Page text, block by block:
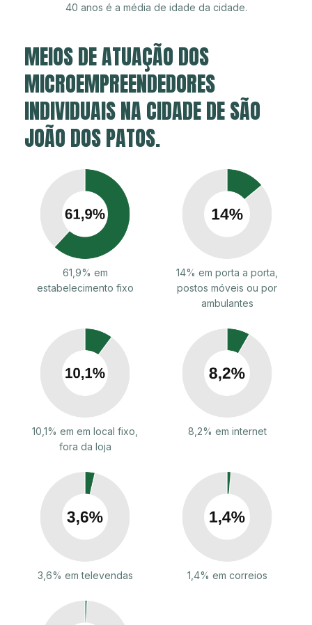
40 anos é a média de idade da cidade.
MEIOS DE ATUAÇÃO DOS
MICROEMPREENDEDORES
INDIVIDUAIS NA CIDADE DE SÃO
JOÃO DOS PATOS.
61,9% em
estabelecimento fixo
14% em porta a porta,
postos móveis ou por
ambulantes
10,1% em em local fixo,
fora da loja
8,2% em internet
3,6% em televendas 1,4% em correios